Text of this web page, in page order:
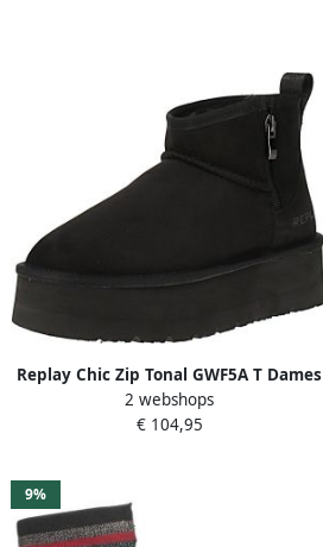
Replay Chic Zip Tonal GWF5A T Dames
Laarzen 003-Zwart
2 webshops
€ 104,95
9%